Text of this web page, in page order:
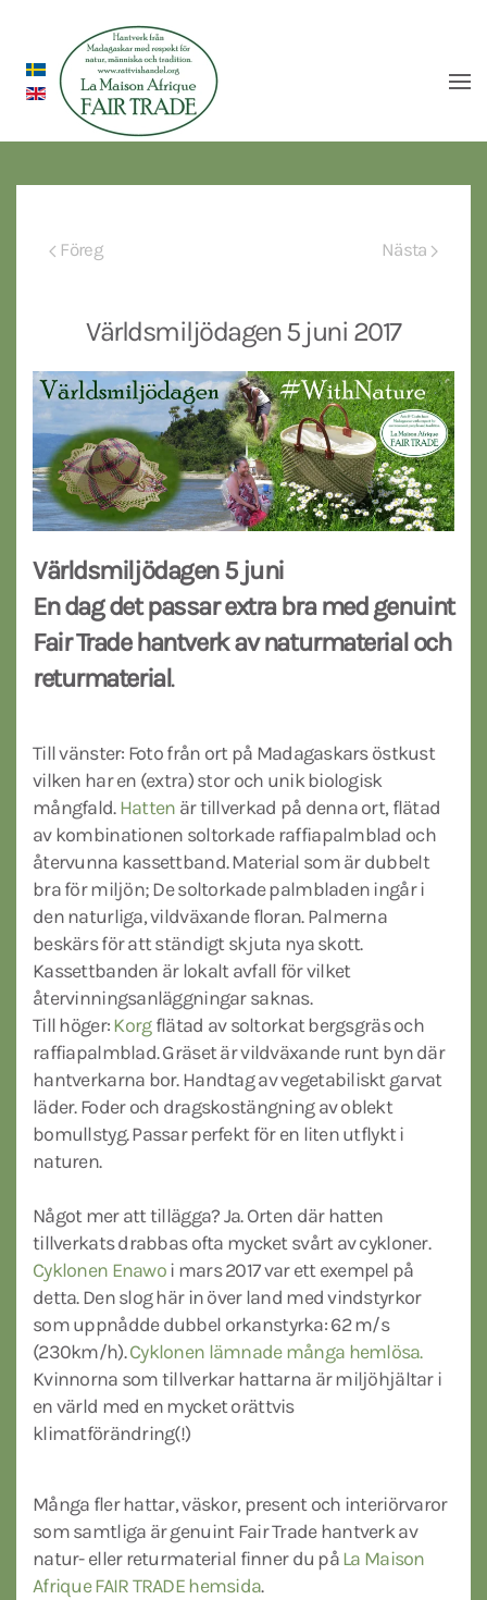
Föreg Nästa
Världsmiljödagen 5 juni 2017
Världsmiljödagen 5 juni
En dag det passar extra bra med genuint
Fair Trade hantverk av naturmaterial och
returmaterial.
Till vänster: Foto från ort på Madagaskars östkust
vilken har en (extra) stor och unik biologisk
mångfald.Hatten är tillverkad på denna ort, flätad
av kombinationen soltorkade raffiapalmblad och
återvunna kassettband. Material som är dubbelt
bra för miljön; De soltorkade palmbladen ingår i
den naturliga, vildväxande floran. Palmerna
beskärs för att ständigt skjuta nya skott.
Kassettbanden är lokalt avfall för vilket
återvinningsanläggningar saknas.
Till höger:Korgflätad av soltorkat bergsgräs och
raffiapalmblad. Gräset är vildväxande runt byn där
hantverkarna bor. Handtag av vegetabiliskt garvat
läder. Foder och dragskostängning av oblekt
bomullstyg. Passar perfekt för en liten utflykt i
naturen.
Något mer att tillägga? Ja. Orten där hatten
tillverkats drabbas ofta mycket svårt av cykloner.
Cyklonen Enawoi mars 2017 var ett exempel på
detta. Den slog här in över land med vindstyrkor
som uppnådde dubbel orkanstyrka: 62 m/s
(230km/h).Cyklonen lämnade många hemlösa.
Kvinnorna som tillverkar hattarna är miljöhjältar i
en värld med en mycket orättvis
klimatförändring(!)
Många fler hattar, väskor, present och interiörvaror
som samtliga är genuint Fair Trade hantverk av
natur- eller returmaterial finner du påLa Maison
Afrique FAIR TRADE hemsida.